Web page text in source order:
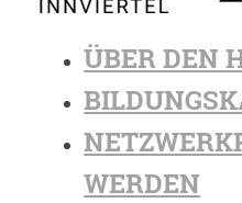
ÜBER DEN
WERDEN